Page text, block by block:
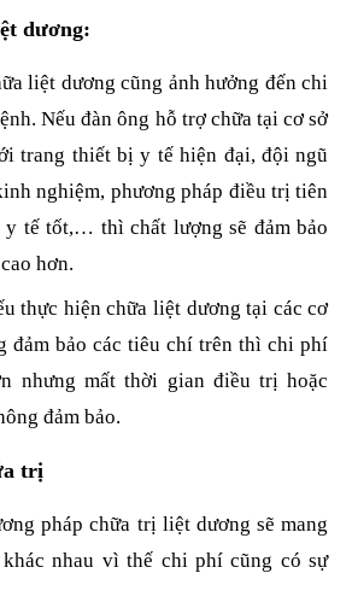
dương:
liệt dương cũng ảnh hưởng đến chi
Nếu đàn ông hỗ trợ chữa tại cơ sở
trang thiết bị y tế hiện đại, đội ngũ
nghiệm, phương pháp điều trị tiên
tế tốt,… thì chất lượng sẽ đảm bảo
hơn.
thực hiện chữa liệt dương tại các cơ
đảm bảo các tiêu chí trên thì chi phí
nhưng mất thời gian điều trị hoặc
đảm bảo.
trị
pháp chữa trị liệt dương sẽ mang
nhau vì thế chi phí cũng có sự